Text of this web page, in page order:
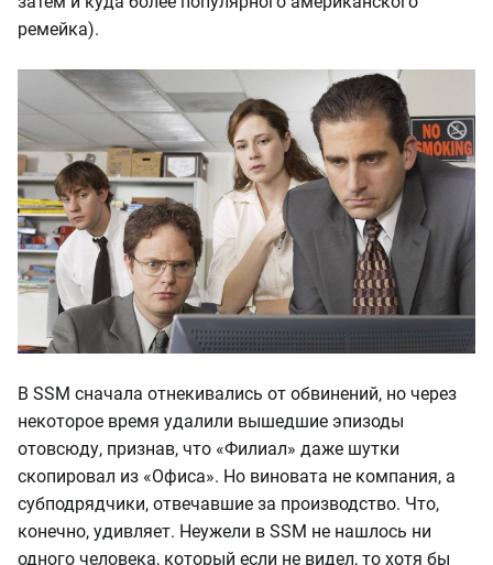
ремейка).
В SSM сначала отнекивались от обвинений, но через
некоторое время удалили вышедшие эпизоды
отовсюду, признав, что «Филиал» даже шутки
скопировал из «Офиса». Но виновата не компания, а
субподрядчики, отвечавшие за производство. Что,
конечно, удивляет. Неужели в SSM не нашлось ни
одного человека, который если не видел, то хотя бы